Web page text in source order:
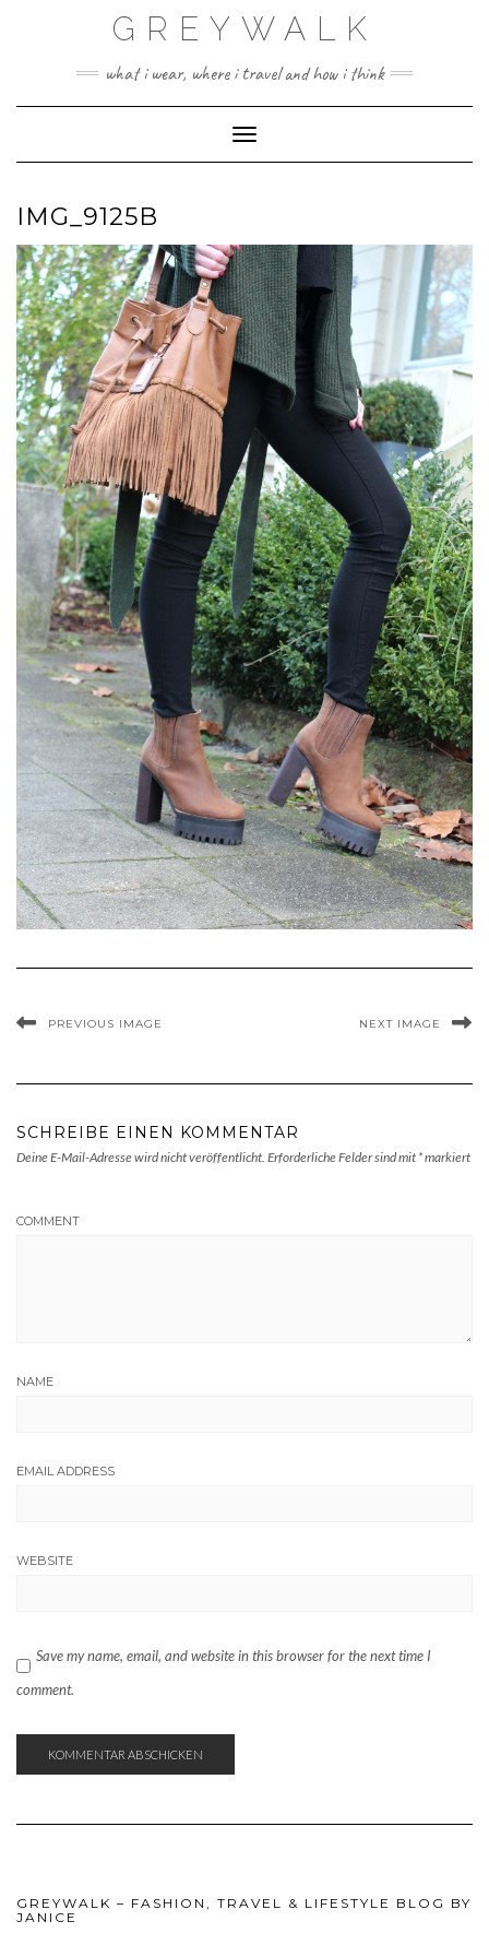
GREYWALK
what i wear, where i travel and how i think
Toggle Navigation
IMG_9125B
PREVIOUS IMAGE NEXT IMAGE
SCHREIBE EINEN KOMMENTAR
Deine E-Mail-Adresse wird nicht veröffentlicht. Erforderliche Felder sind mit *markiert
COMMENT
NAME
EMAIL ADDRESS
WEBSITE
Save my name, email, and website in this browser for the next time I
comment.
GREYWALK – FASHION, TRAVEL & LIFESTYLE BLOG BY
JANICE